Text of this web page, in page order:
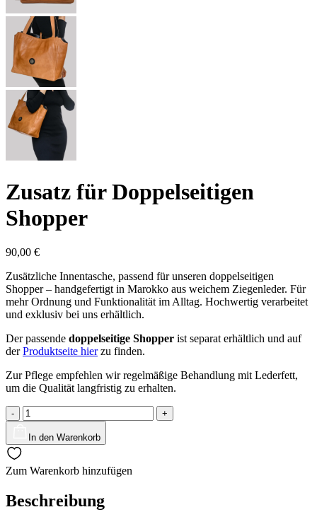
Zusatz für Doppelseitigen
Shopper
90,00 €
Zusätzliche Innentasche, passend für unseren doppelseitigen
Shopper – handgefertigt in Marokko aus weichem Ziegenleder. Für
mehr Ordnung und Funktionalität im Alltag. Hochwertig verarbeitet
und exklusiv bei uns erhältlich.
Der passende doppelseitige Shopper ist separat erhältlich und auf
derProduktseite hierzu finden.
Zur Pflege empfehlen wir regelmäßige Behandlung mit Lederfett,
um die Qualität langfristig zu erhalten.
Zusatz
für
Doppelseitigen
Shopper
Menge
- +
In den Warenkorb
Zum Warenkorb hinzufügen
Beschreibung